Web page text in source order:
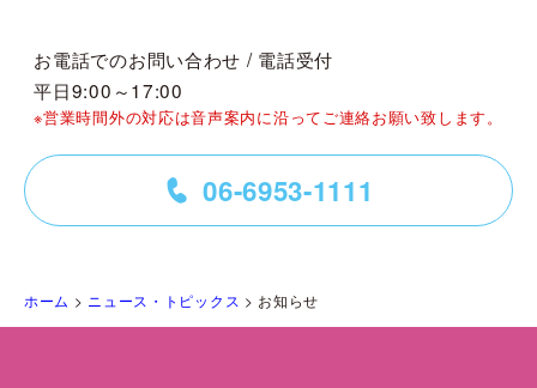
お電話でのお問い合わせ / 電話受付
平日9:00～17:00
※営業時間外の対応は音声案内に沿ってご連絡お願い致します。
= 06-6953-1111
ホーム > ニュース・トピックス > お知らせ